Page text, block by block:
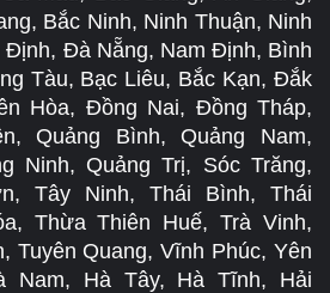
Bắc Ninh, Ninh Thuận, Ninh
Định, Đà Nẵng, Nam Định, Bình
Tàu, Bạc Liêu, Bắc Kạn, Đắk
Hòa, Đồng Nai, Đồng Tháp,
Quảng Bình, Quảng Nam,
Ninh, Quảng Trị, Sóc Trăng,
Tây Ninh, Thái Bình, Thái
Thừa Thiên Huế, Trà Vinh,
Tuyên Quang, Vĩnh Phúc, Yên
Nam, Hà Tây, Hà Tĩnh, Hải